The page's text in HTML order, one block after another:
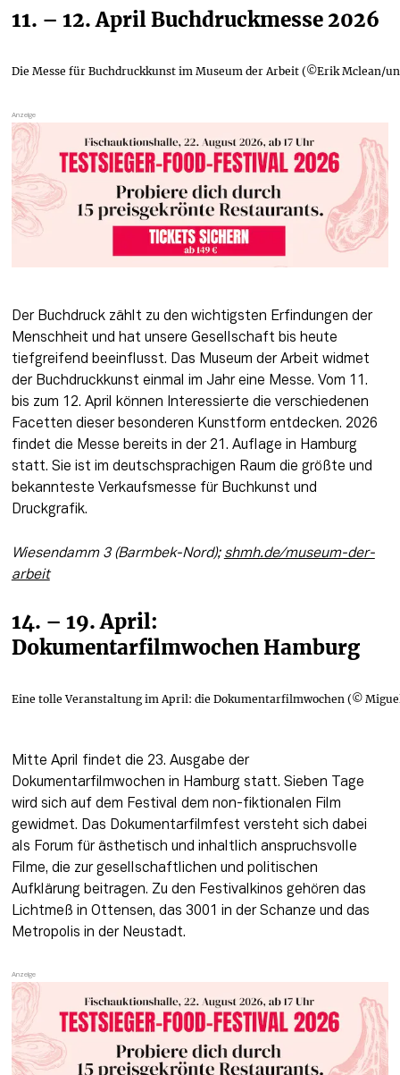
11. – 12. April Buchdruckmesse 2026
Die Messe für Buchdruckkunst im Museum der Arbeit (©Erik Mclean/
Der Buchdruck zählt zu den wichtigsten Erfindungen der
Menschheit und hat unsere Gesellschaft bis heute
tiefgreifend beeinflusst. Das Museum der Arbeit widmet
der Buchdruckkunst einmal im Jahr eine Messe. Vom 11.
bis zum 12. April können Interessierte die verschiedenen
Facetten dieser besonderen Kunstform entdecken. 2026
findet die Messe bereits in der 21. Auflage in Hamburg
statt. Sie ist im deutschsprachigen Raum die größte und
bekannteste Verkaufsmesse für Buchkunst und
Druckgrafik.
Wiesendamm 3 (Barmbek-Nord); shmh.de/museum-der-
arbeit
14. – 19. April:
Dokumentarfilmwochen Hamburg
Eine tolle Veranstaltung im April: die Dokumentarfilmwochen (©
Mitte April findet die 23. Ausgabe der
Dokumentarfilmwochen in Hamburg statt. Sieben Tage
wird sich auf dem Festival dem non-fiktionalen Film
gewidmet. Das Dokumentarfilmfest versteht sich dabei
als Forum für ästhetisch und inhaltlich anspruchsvolle
Filme, die zur gesellschaftlichen und politischen
Aufklärung beitragen. Zu den Festivalkinos gehören das
Lichtmeß in Ottensen, das 3001 in der Schanze und das
Metropolis in der Neustadt.